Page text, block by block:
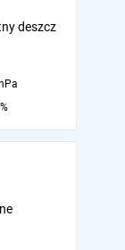
deszcz